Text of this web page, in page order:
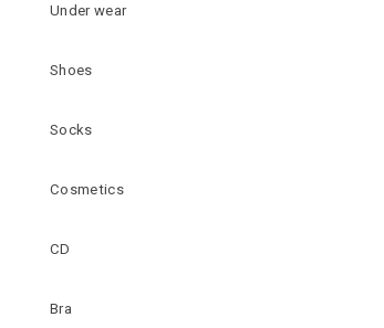
Under wear
Shoes
Socks
Cosmetics
CD
Bra